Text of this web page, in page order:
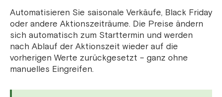
Automatisieren Sie saisonale Verkäufe, Black Friday
oder andere Aktionszeiträume. Die Preise ändern
sich automatisch zum Starttermin und werden
nach Ablauf der Aktionszeit wieder auf die
vorherigen Werte zurückgesetzt – ganz ohne
manuelles Eingreifen.